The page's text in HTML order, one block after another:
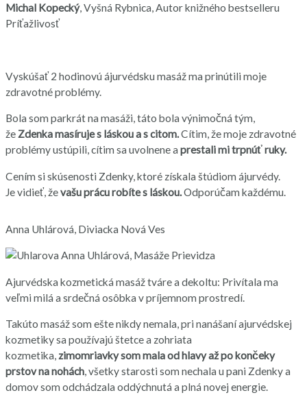
Michal Kopecký, Vyšná Rybnica, Autor knižného bestselleru
Príťažlivosť
Vyskúšať 2 hodinovú ájurvédsku masáž ma prinútili moje
zdravotné problémy.
Bola som parkrát na masáži, táto bola výnimočná tým,
že Zdenka masíruje s láskou a s citom.Cítim, že moje zdravotné
problémy ustúpili, cítim sa uvolnene a prestali mi trpnúť ruky.
Cením si skúsenosti Zdenky, ktoré získala štúdiom ájurvédy.
Je vidieť, ževašu prácu robíte s láskou.Odporúčam každému.
Anna Uhlárová, Diviacka Nová Ves
Ajurvédska kozmetická masáž tváre a dekoltu: Privítala ma
veľmi milá a srdečná osôbka v príjemnom prostredí.
Takúto masáž som ešte nikdy nemala, pri nanášaní ajurvédskej
kozmetiky sa používajú štetce a zohriata
kozmetika, zimomriavky som mala od hlavy až po končeky
prstov na nohách, všetky starosti som nechala u pani Zdenky a
domov som odchádzala oddýchnutá a plná novej energie.